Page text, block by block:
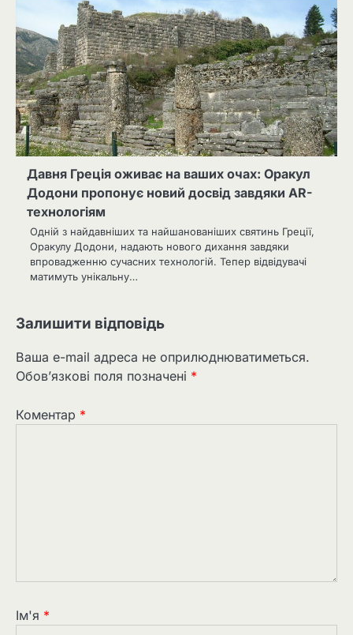
Давня Греція оживає на ваших очах: Оракул
Додони пропонує новий досвід завдяки AR-
технологіям
Одній з найдавніших та найшанованіших святинь Греції,
Оракулу Додони, надають нового дихання завдяки
впровадженню сучасних технологій. Тепер відвідувачі
матимуть унікальну…
Залишити відповідь
Ваша e-mail адреса не оприлюднюватиметься.
Обов’язкові поля позначені *
Коментар *
Ім'я *